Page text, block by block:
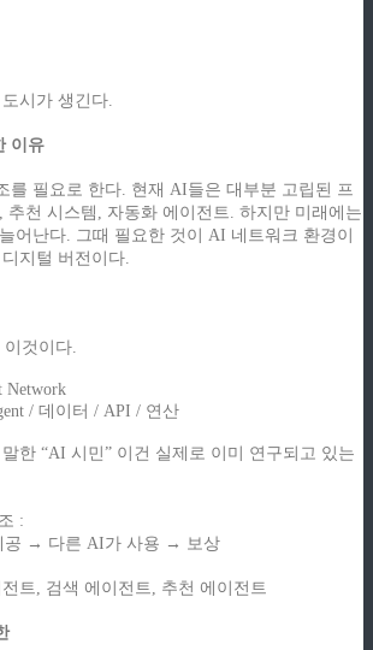
시가 생긴다.
이유
를 필요로 한다. 현재 AI들은 대부분 고립된 프
추천 시스템, 자동화 에이전트. 하지만 미래에는
어난다. 그때 필요한 것이 AI 네트워크 환경이
지털 버전이다.
것이다.
Network
/ 데이터 / API / 연산
한 “AI 시민” 이건 실제로 이미 연구되고 있는
:
공 → 다른 AI가 사용 → 보상
트, 검색 에이전트, 추천 에이전트